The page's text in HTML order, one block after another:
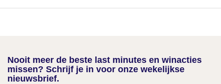
Nooit meer de beste last minutes en winacties
missen? Schrijf je in voor onze wekelijkse
nieuwsbrief.